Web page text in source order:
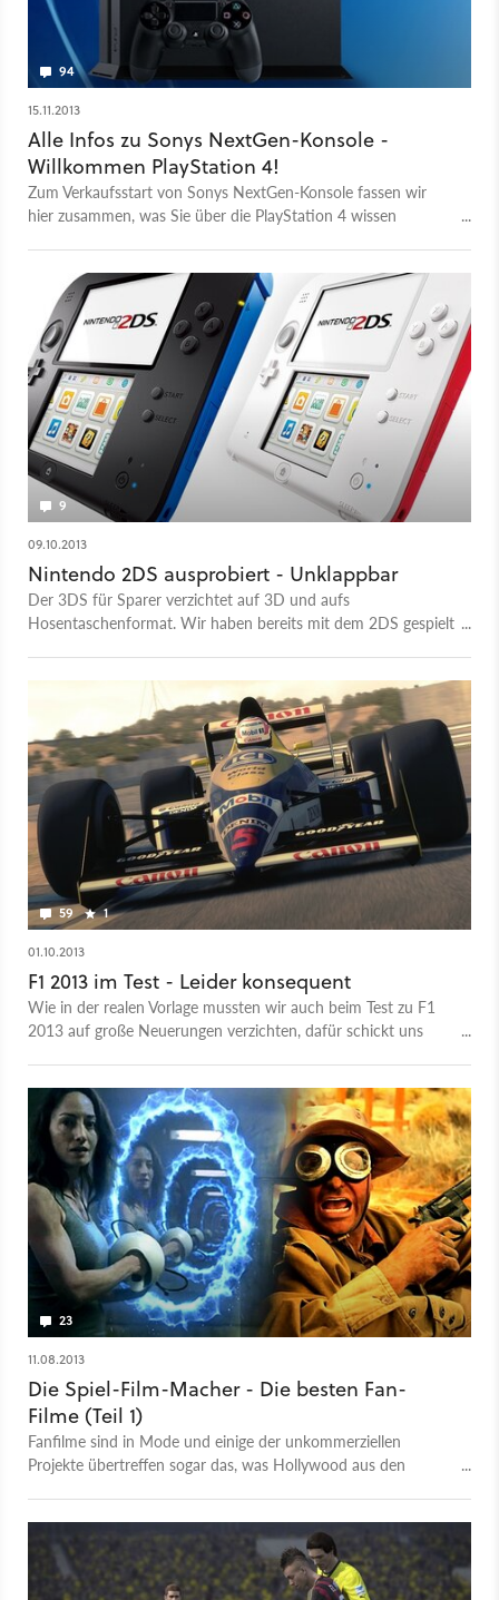
94
15.11.2013
Alle Infos zu Sonys NextGen-Konsole -
Willkommen PlayStation 4!
Zum Verkaufsstart von Sonys NextGen-Konsole fassen wir
hier zusammen, was Sie über die PlayStation 4 wissen
9
09.10.2013
Nintendo 2DS ausprobiert - Unklappbar
Der 3DS für Sparer verzichtet auf 3D und aufs
Hosentaschenformat. Wir haben bereits mit dem 2DS gespielt
59 1
01.10.2013
F1 2013 im Test - Leider konsequent
Wie in der realen Vorlage mussten wir auch beim Test zu F1
2013 auf große Neuerungen verzichten, dafür schickt uns
23
11.08.2013
Die Spiel-Film-Macher - Die besten Fan-
Filme (Teil 1)
Fanfilme sind in Mode und einige der unkommerziellen
Projekte übertreffen sogar das, was Hollywood aus den